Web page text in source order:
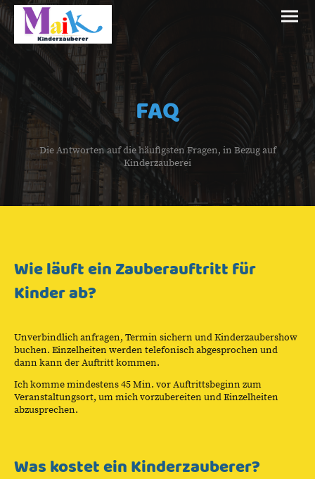
FAQ
Die Antworten auf die häufigsten Fragen, in Bezug auf
Kinderzauberei
Wie läuft ein Zauberauftritt für
Kinder ab?
Unverbindlich anfragen, Termin sichern und Kinderzaubershow
buchen. Einzelheiten werden telefonisch abgesprochen und
dann kann der Auftritt kommen.
Ich komme mindestens 45 Min. vor Auftrittsbeginn zum
Veranstaltungsort, um mich vorzubereiten und Einzelheiten
abzusprechen.
Was kostet ein Kinderzauberer?